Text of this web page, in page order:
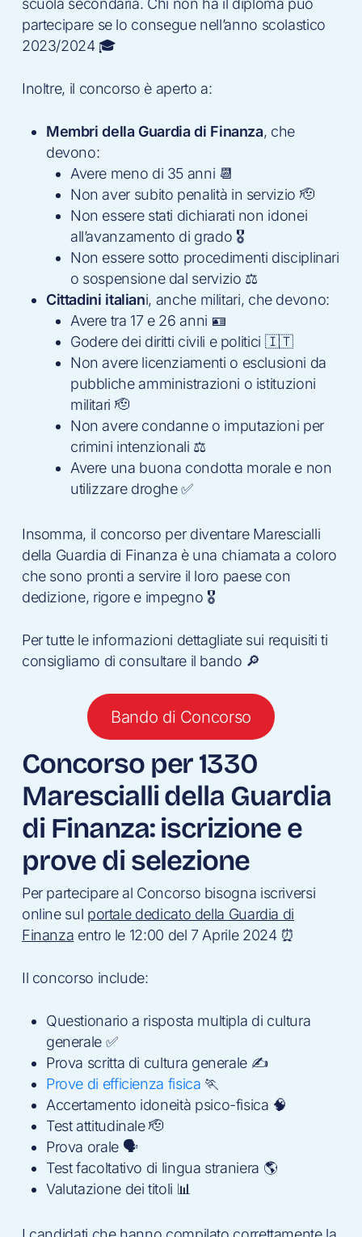
scuola secondaria. Chi non ha il diploma può
partecipare se lo consegue nell’anno scolastico
2023/2024 🎓
Inoltre, il concorso è aperto a:
Membri della Guardia di Finanza, che
devono:
Avere meno di 35 anni 📆
Non aver subito penalità in servizio 🫡
Non essere stati dichiarati non idonei
all’avanzamento di grado 🎖
Non essere sotto procedimenti disciplinari
o sospensione dal servizio ⚖️
Cittadini italiani, anche militari, che devono:
Avere tra 17 e 26 anni 🪪
Godere dei diritti civili e politici 🇮🇹
Non avere licenziamenti o esclusioni da
pubbliche amministrazioni o istituzioni
militari 🫡
Non avere condanne o imputazioni per
crimini intenzionali ⚖️
Avere una buona condotta morale e non
utilizzare droghe ✅
Insomma, il concorso per diventare Marescialli
della Guardia di Finanza è una chiamata a coloro
che sono pronti a servire il loro paese con
dedizione, rigore e impegno 🎖
Per tutte le informazioni dettagliate sui requisiti ti
consigliamo di consultare il bando 🔎
Bando di Concorso
Concorso per 1330
Marescialli della Guardia
di Finanza: iscrizione e
prove di selezione
Per partecipare al Concorso bisogna iscriversi
online sul portale dedicato della Guardia di
Finanza entro le 12:00 del 7 Aprile 2024 ⏰
Il concorso include:
Questionario a risposta multipla di cultura
generale ✅
Prova scritta di cultura generale ✍️
Prove di efficienza fisica 🏃
Accertamento idoneità psico-fisica 🧠
Test attitudinale 🫡
Prova orale 🗣
Test facoltativo di lingua straniera 🌎
Valutazione dei titoli 📊